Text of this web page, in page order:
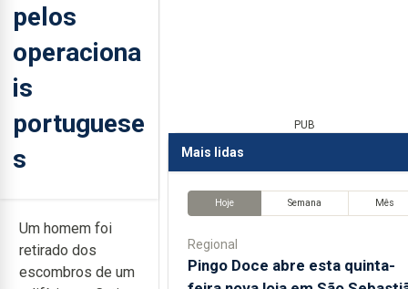
pelos
operaciona
is
portuguese
s
Um homem foi
retirado dos
escombros de um
PUB
Mais lidas
Hoje Semana Mês
Regional
Pingo Doce abre esta quinta-